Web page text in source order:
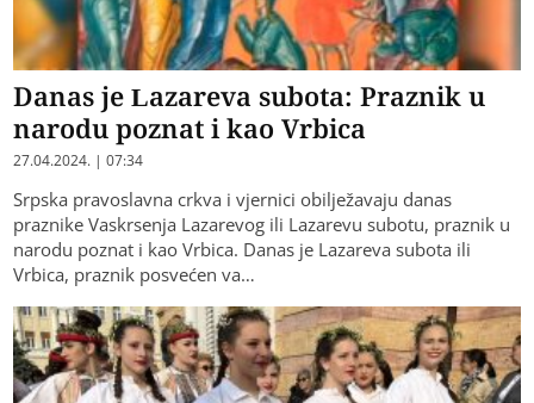
Danas je Lazareva subota: Praznik u
narodu poznat i kao Vrbica
27.04.2024. | 07:34
Srpska pravoslavna crkva i vjernici obilježavaju danas
praznike Vaskrsenja Lazarevog ili Lazarevu subotu, praznik u
narodu poznat i kao Vrbica. Danas je Lazareva subota ili
Vrbica, praznik posvećen va…